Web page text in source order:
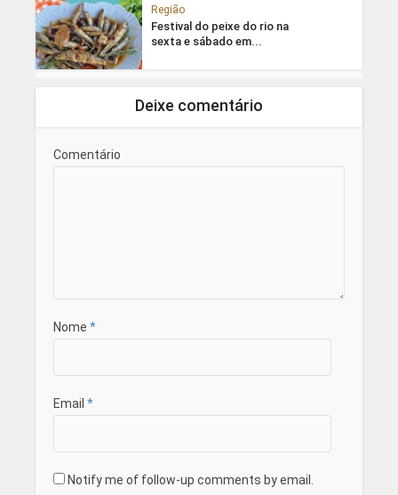
Região
Festival do peixe do rio na
sexta e sábado em...
Deixe comentário
Comentário
Nome *
Email *
Notify me of follow-up comments by email.